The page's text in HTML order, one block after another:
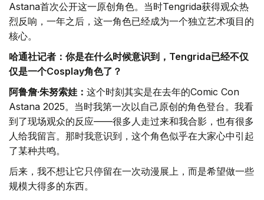
Astana首次公开这一原创角色。当时Tengrida获得观众热
烈反响，一年之后，这一角色已经成为一个独立艺术项目的
核心。
哈通社记者：你是在什么时候意识到，Tengrida已经不仅
仅是一个Cosplay角色了？
阿鲁詹·朱努索娃： 这个时刻其实是在去年的Comic Con
Astana 2025。当时我第一次以自己原创的角色登台。我看
到了现场观众的反应——很多人走过来和我合影，也有很多
人给我留言。那时我意识到，这个角色似乎在大家心中引起
了某种共鸣。
后来，我不想让它只停留在一次动漫展上，而是希望做一些
规模大得多的东西。